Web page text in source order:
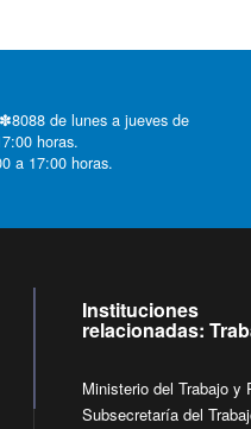
de lunes a jueves de
horas.
a 17:00 horas.
Instituciones
relacionadas:
Ministerio del Trabajo y
Subsecretaría del